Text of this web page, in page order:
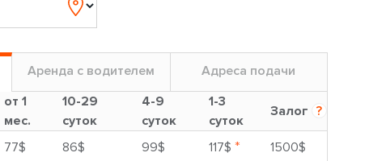
Аренда с водителем Адреса подачи
от 1
мес.
10-29
суток
4-9
суток
1-3
суток
Залог ?
77$ 86$ 99$ 117$ *
1500$